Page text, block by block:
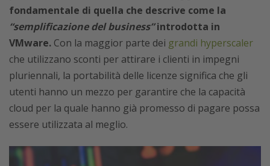
fondamentale di quella che descrive come la
“semplificazione del business”introdotta in
VMware. Con la maggior parte dei grandi hyperscaler
che utilizzano sconti per attirare i clienti in impegni
pluriennali, la portabilità delle licenze significa che gli
utenti hanno un mezzo per garantire che la capacità
cloud per la quale hanno già promesso di pagare possa
essere utilizzata al meglio.